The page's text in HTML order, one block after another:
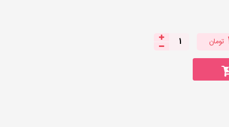
تومان 1